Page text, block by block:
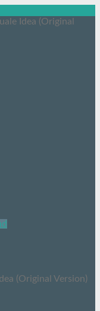
Idea (Original
(Original Version)